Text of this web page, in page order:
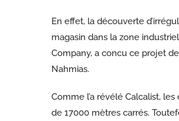
En effet, la découverte
magasin dans la zone
Company, a concu ce projet
Nahmias.
Comme l’a révélé Calcalist,
de 17000 mètres carrés.